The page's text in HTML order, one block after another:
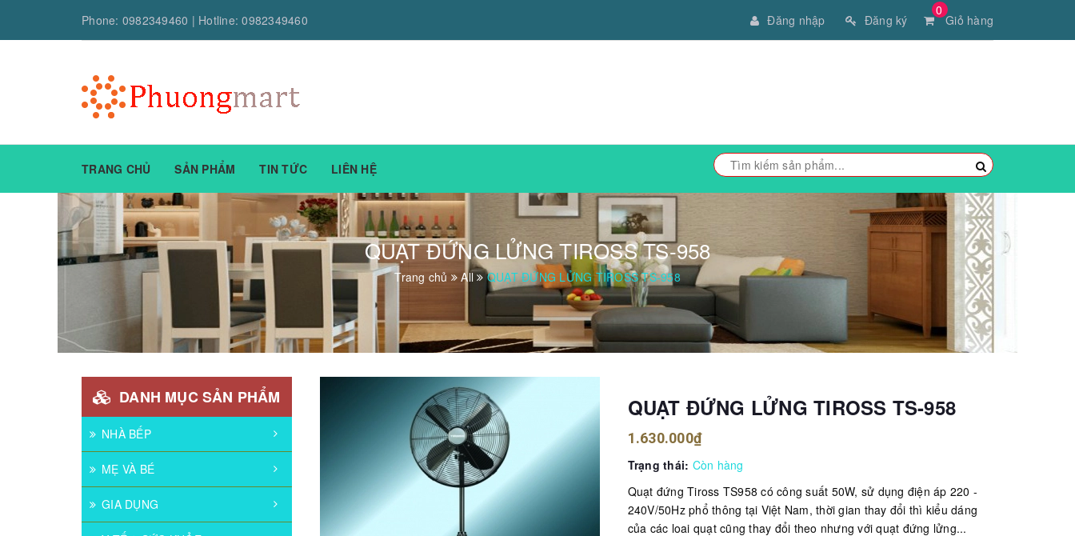
Phone: 0982349460 | Hotline:0982349460
0
Giỏ hàng
Đăng nhập Đăng ký
TRANG CHỦ SẢN PHẨM TIN TỨC LIÊN HỆ
QUẠT ĐỨNG LỬNG TIROSS TS-958
Trang chủ All QUẠT ĐỨNG LỬNG TIROSS TS-958
DANH MỤC SẢN PHẨM
NHÀ BẾP
MẸ VÀ BÉ
GIA DỤNG
QUẠT ĐỨNG LỬNG TIROSS TS-958
1.630.000₫
Trạng thái: Còn hàng
Quạt đứng Tiross TS958 có công suất 50W, sử dụng điện áp 220 -
240V/50Hz phổ thông tại Việt Nam, thời gian thay đổi thì kiểu dáng
của các loai quạt cũng thay đổi theo nhưng với quạt đứng lửng...